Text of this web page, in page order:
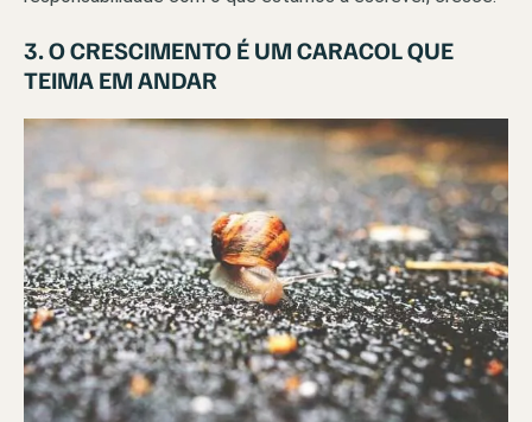
3. O CRESCIMENTO É UM CARACOL QUE
TEIMA EM ANDAR